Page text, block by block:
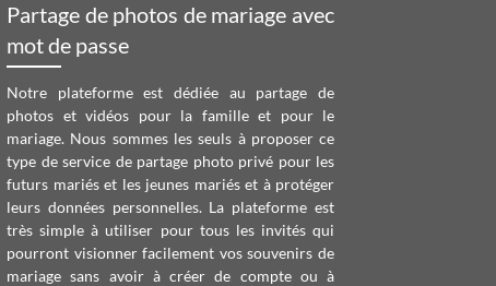
Partage de photos de mariage avec
mot de passe
Notre plateforme est dédiée au partage de
photos et vidéos pour la famille et pour le
mariage. Nous sommes les seuls à proposer ce
type de service de partage photo privé pour les
futurs mariés et les jeunes mariés et à protéger
leurs données personnelles. La plateforme est
très simple à utiliser pour tous les invités qui
pourront visionner facilement vos souvenirs de
mariage sans avoir à créer de compte ou à